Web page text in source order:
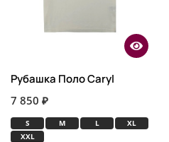
Рубашка Поло Caryl
7 850 ₽
S M L
XL
XXL